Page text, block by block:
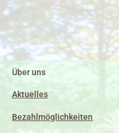
Über uns
Aktuelles
Bezahlmöglichkeiten